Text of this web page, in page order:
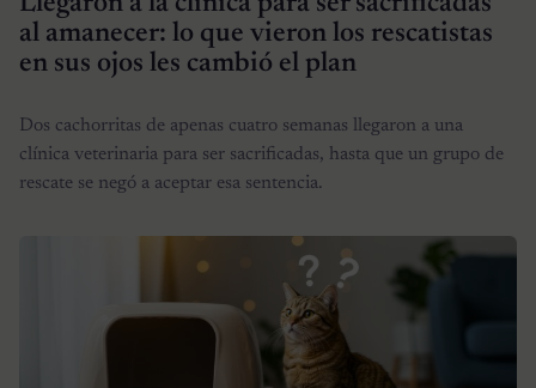
al amanecer: lo que vieron los rescatistas
en sus ojos les cambió el plan
Dos cachorritas de apenas cuatro semanas llegaron a una
clínica veterinaria para ser sacrificadas, hasta que un grupo de
rescate se negó a aceptar esa sentencia.